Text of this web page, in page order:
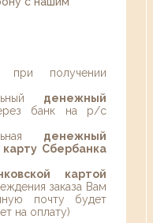
при получении
денежный
банк на р/с
денежный
Сбербанка
картой
заказа Вам
почту будет
на оплату)